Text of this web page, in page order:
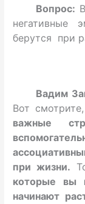
Вопрос:
негативные
берутся при
Вадим
Вот смотрите,
важные
при жизни.
которые вы
начинают